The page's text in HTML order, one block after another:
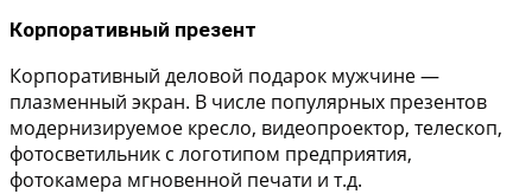
Корпоративный презент
Корпоративный деловой подарок мужчине —
плазменный экран. В числе популярных презентов
модернизируемое кресло, видеопроектор, телескоп,
фотосветильник с логотипом предприятия,
фотокамера мгновенной печати и т.д.